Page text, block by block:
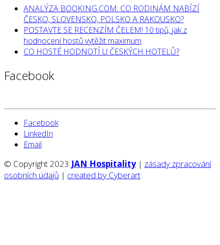
ANALÝZA BOOKING.COM: CO RODINÁM NABÍZÍ
ČESKO, SLOVENSKO, POLSKO A RAKOUSKO?
POSTAVTE SE RECENZÍM ČELEM! 10 tipů, jak z
hodnocení hostů vytěžit maximum
CO HOSTÉ HODNOTÍ U ČESKÝCH HOTELŮ?
Facebook
Facebook
LinkedIn
Email
© Copyright 2023 JAN Hospitality | zásady zpracování
osobních údajů | created by Cyberart